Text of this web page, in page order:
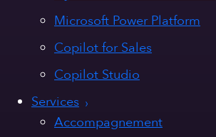
Microsoft Power Platform
Copilot for Sales
Copilot Studio
Services
Accompagnement